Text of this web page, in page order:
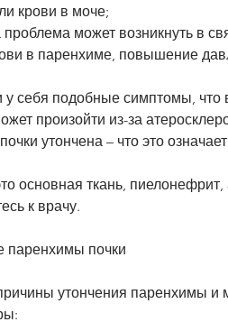
крови в моче;
может возникнуть в
в паренхиме, повышение
себя подобные симптомы, что
произойти из-за
утончена – что это
основная ткань,
к врачу.
паренхимы почки
утончения паренхимы и